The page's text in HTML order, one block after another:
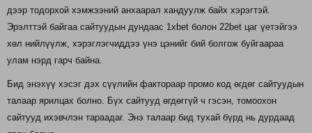
дээр тодорхой хэмжээний анхаарал хандуулж байх хэрэгтэй.
Эрэлттэй байгаа сайтуудын дундаас 1xbet болон 22bet цаг үетэйгээ
хөл нийлүүлж, хэрэглэгчиддээ үнэ цэнийг бий болгож буйгаараа
улам нэрд гарч байна.
Бид энэхүү хэсэг дэх сүүлийн фактораар промо код өгдөг сайтуудын
талаар ярилцах болно. Бүх сайтууд өгдөггүй ч гэсэн, томоохон
сайтууд ихэвчлэн тараадаг. Энэ талаар бид тухай бүрд нь дурдаад